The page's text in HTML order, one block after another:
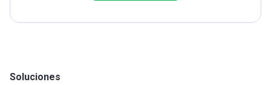
Soluciones